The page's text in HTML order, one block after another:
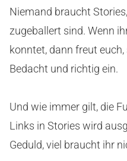
Niemand braucht
zugeballert sind. Wenn
konntet, dann freut
Bedacht und richtig ein.
Und wie immer gilt, die
Links in Stories wird
Geduld, viel braucht ihr